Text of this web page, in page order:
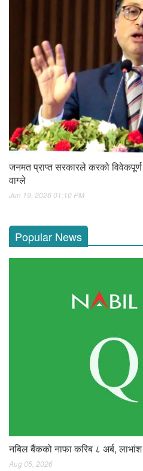
जनमत प्राप्त सरकारले करको विवेकपूर्ण
वाग्ले
Jun 19, 2026 01:10 PM
Popular News
नबिल बैंकको नाफा करिब ८ अर्ब, लाभांश
Aug 05, 2026